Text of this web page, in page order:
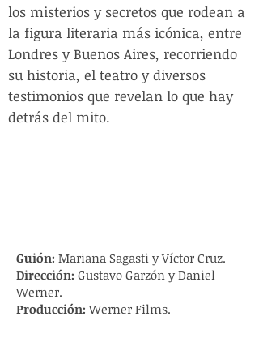
los misterios y secretos que rodean a
la figura literaria más icónica, entre
Londres y Buenos Aires, recorriendo
su historia, el teatro y diversos
testimonios que revelan lo que hay
detrás del mito.
Guión: Mariana Sagasti y Víctor Cruz.
Dirección: Gustavo Garzón y Daniel
Werner.
Producción: Werner Films.